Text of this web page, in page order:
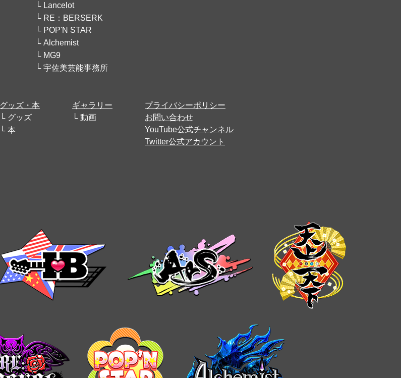
Lancelot
RE：BERSERK
POP'N STAR
Alchemist
MG9
宇佐美芸能事務所
グッズ・本
グッズ
本
ギャラリー
動画
プライバシーポリシー
お問い合わせ
YouTube公式チャンネル
Twitter公式アカウント